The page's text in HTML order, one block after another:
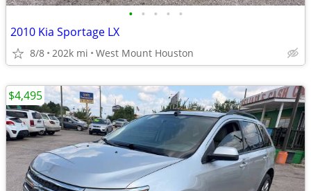
• • • • •
2010 Kia Sportage LX
8/8 202k mi West Mount Houston
$4,495